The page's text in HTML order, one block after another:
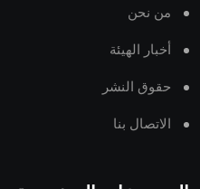
من نحن
أخبار الهيئة
حقوق النشر
الاتصال بنا